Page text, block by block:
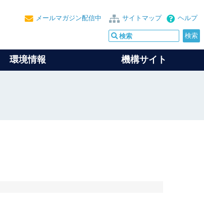
ヘルプ
サイトマップ
メールマガジン配信中
環境情報 機構サイト